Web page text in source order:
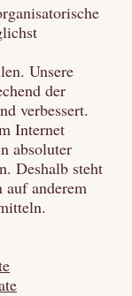
Unsere
der
verbessert.
Internet
absoluter
Deshalb steht
auf anderem